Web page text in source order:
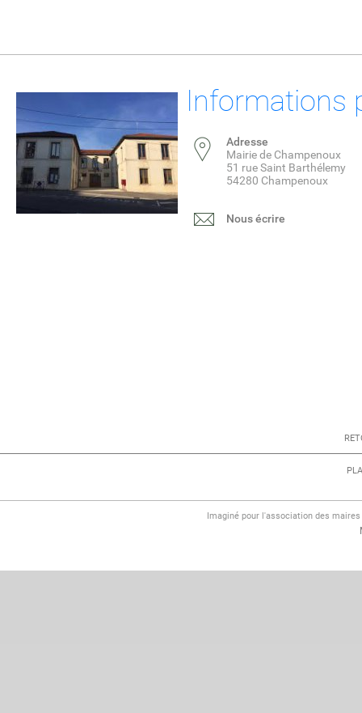
Informations
Adresse
Mairie de Champenoux
51 rue Saint Barthélemy
54280 Champenoux
Nous écrire
Imaginé pour l'association des